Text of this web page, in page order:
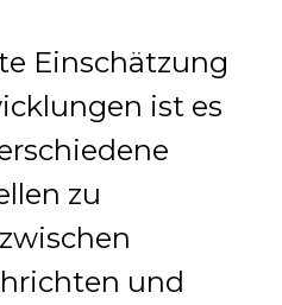
Einschätzung
ist es
zu
und